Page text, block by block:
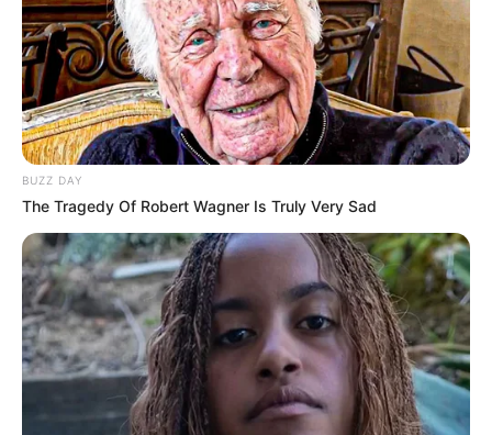
BUZZ DAY
The Tragedy Of Robert Wagner Is Truly Very Sad